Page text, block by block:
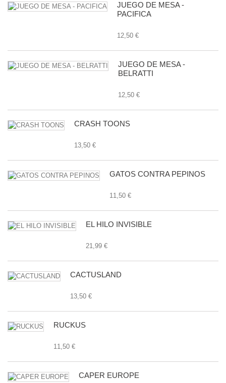
JUEGO DE MESA -
PACIFICA
12,50 €
JUEGO DE MESA -
BELRATTI
12,50 €
CRASH TOONS
13,50 €
GATOS CONTRA PEPINOS
11,50 €
EL HILO INVISIBLE
21,99 €
CACTUSLAND
13,50 €
RUCKUS
11,50 €
CAPER EUROPE